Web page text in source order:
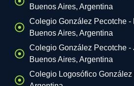
Buenos Aires, Argentina
Colegio González Pecotche -
Buenos Aires, Argentina
Colegio González Pecotche -
Buenos Aires, Argentina
Colegio Logosófico González